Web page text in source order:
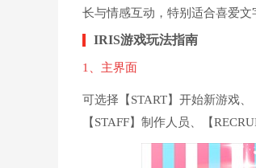
长与情感互动，特别适合喜爱文
IRIS游戏玩法指南
1、主界面
可选择【START】开始新游戏
【STAFF】制作人员、【